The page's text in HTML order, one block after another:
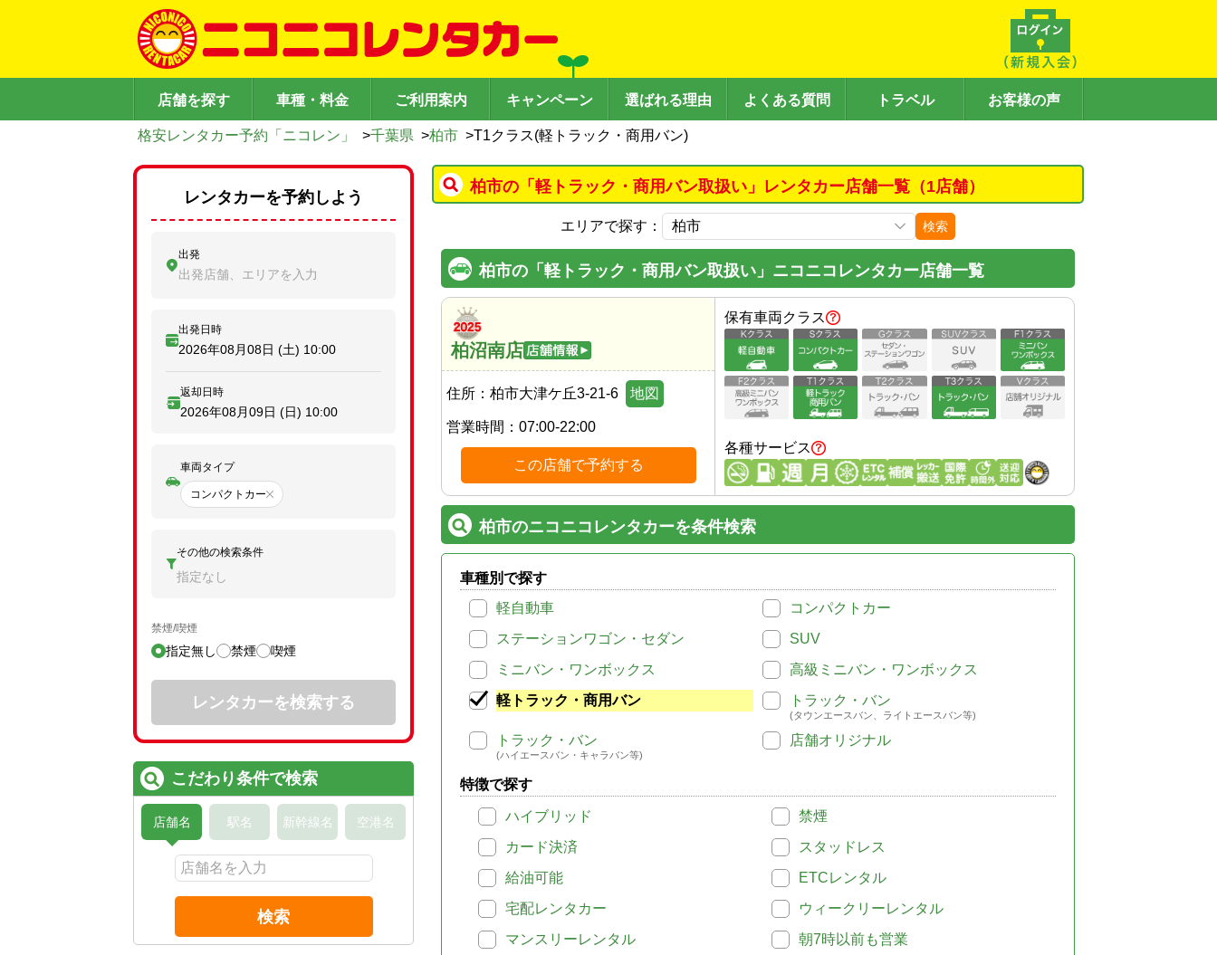
店舗を探す 車種・料金 ご利用案内 キャンペーン 選ばれる理由 よくある質問 トラベル お客様の声
格安レンタカー予約「ニコレン」 >千葉県 >柏市 >T1クラス(軽トラック・商用バン)
柏市の「軽トラック・商用バン取扱い」レンタカー店舗一覧（1店舗）
エリアで探す： 検索
柏市の「軽トラック・商用バン取扱い」ニコニコレンタカー店舗一覧
柏沼南店
住所： 柏市大津ケ丘3-21-6 地図
営業時間： 07:00-22:00
この店舗で予約する
保有車両クラス
各種サービス
柏市のニコニコレンタカーを条件検索
車種別で探す
軽自動車
コンパクトカー
ステーションワゴン・セダン
SUV
ミニバン・ワンボックス
高級ミニバン・ワンボックス
軽トラック・商用バン
トラック・バン
(タウンエースバン、ライトエースバン等)
トラック・バン
(ハイエースバン・キャラバン等)
店舗オリジナル
特徴で探す
ハイブリッド
禁煙
カード決済
スタッドレス
給油可能
ETCレンタル
宅配レンタカー
ウィークリーレンタル
マンスリーレンタル
朝7時以前も営業
レンタカーを予約しよう
出発
出発店舗、エリアを入力
出発日時
2026年08月08日 (土) 10:00
返却日時
2026年08月09日 (日) 10:00
車両タイプ
コンパクトカー
その他の検索条件
指定なし
禁煙/喫煙
指定無し 禁煙 喫煙
レンタカーを検索する
こだわり条件で検索
店舗名 駅名 新幹線名 空港名
検索